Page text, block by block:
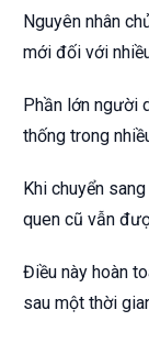
Nguyên nhân
mới đối với
Phần lớn người
thống trong
Khi chuyển
quen cũ vẫn
Điều này hoàn
sau một thời